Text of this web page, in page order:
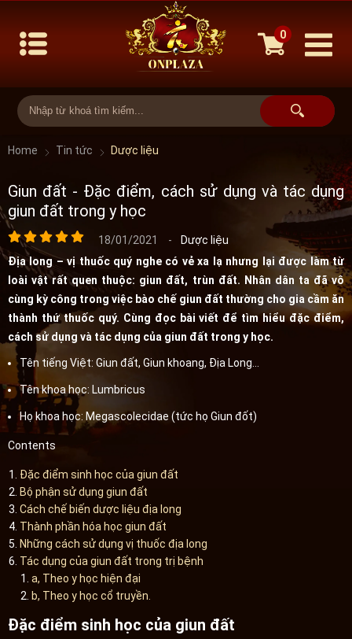
0
Home Tin tức Dược liệu
Giun đất - Đặc điểm, cách sử dụng và tác dụng
giun đất trong y học
18/01/2021 -
Dược liệu
Địa long – vị thuốc quý nghe có vẻ xa lạ nhưng lại được làm từ
loài vật rất quen thuộc: giun đất, trùn đất. Nhân dân ta đã vô
cùng kỳ công trong việc bào chế giun đất thường cho gia cầm ăn
thành thứ thuốc quý. Cùng đọc bài viết để tìm hiểu đặc điểm,
cách sử dụng và tác dụng của giun đất trong y học.
Tên tiếng Việt: Giun đất, Giun khoang, Địa Long…
Tên khoa học: Lumbricus
Họ khoa học: Megascolecidae (tức họ Giun đốt)
Contents
Đặc điểm sinh học của giun đất
Bộ phận sử dụng giun đất
Cách chế biến dược liệu địa long
Thành phần hóa học giun đất
Những cách sử dụng vị thuốc địa long
Tác dụng của giun đất trong trị bệnh
a, Theo y học hiện đại
b, Theo y học cổ truyền.
Đặc điểm sinh học của giun đất